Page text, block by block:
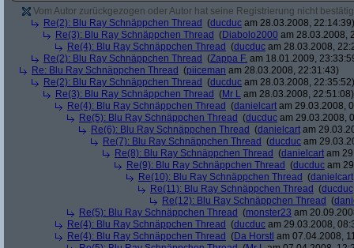
Vom Autor zurückgezogen oder Autor hat seine Registrierung nicht
Re(2): Blu Ray Schnäppchen Thread (ducduc am 28.03.2008, 22:14:39)
Re(3): Blu Ray Schnäppchen Thread (Diabolo2000 am 28.03.2008,
Re(4): Blu Ray Schnäppchen Thread (ducduc am 28.03.2008,
Re(2): Blu Ray Schnäppchen Thread (Zappa F. am 18.01.2009,
Re: Blu Ray Schnäppchen Thread (piiceman am 28.03.2008, 22:31:43)
Re(2): Blu Ray Schnäppchen Thread (ducduc am 28.03.2008, 22:35:52)
Re(3): Blu Ray Schnäppchen Thread (Mr L am 28.03.2008, 22:51:08)
Re(4): Blu Ray Schnäppchen Thread (danielcart am 29.03.2008,
Re(5): Blu Ray Schnäppchen Thread (ducduc am 29.03.2008,
Re(6): Blu Ray Schnäppchen Thread (danielcart am
Re(7): Blu Ray Schnäppchen Thread (ducduc am
Re(8): Blu Ray Schnäppchen Thread (danielcart am
Re(9): Blu Ray Schnäppchen Thread (ducduc am
Re(10): Blu Ray Schnäppchen Thread (danielcart
Re(11): Blu Ray Schnäppchen Thread (ducduc
Re(12): Blu Ray Schnäppchen Thread (
Re(5): Blu Ray Schnäppchen Thread (monster23 am
Re(4): Blu Ray Schnäppchen Thread (ducduc am 29.03.2008,
Re(4): Blu Ray Schnäppchen Thread (Da Horstl am 07.04.2008,